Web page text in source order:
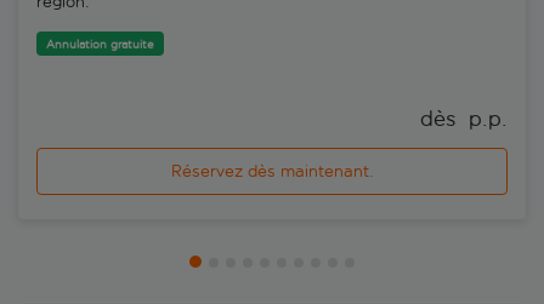
Annulation gratuite
dès p.p.
Réservez dès maintenant.